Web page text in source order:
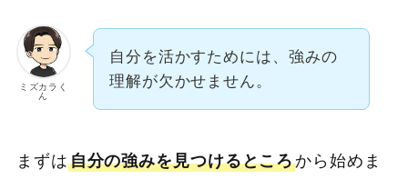
ミズカラく
ん
自分を活かすためには、強みの
理解が欠かせません。
まずは自分の強みを見つけるところから始めま